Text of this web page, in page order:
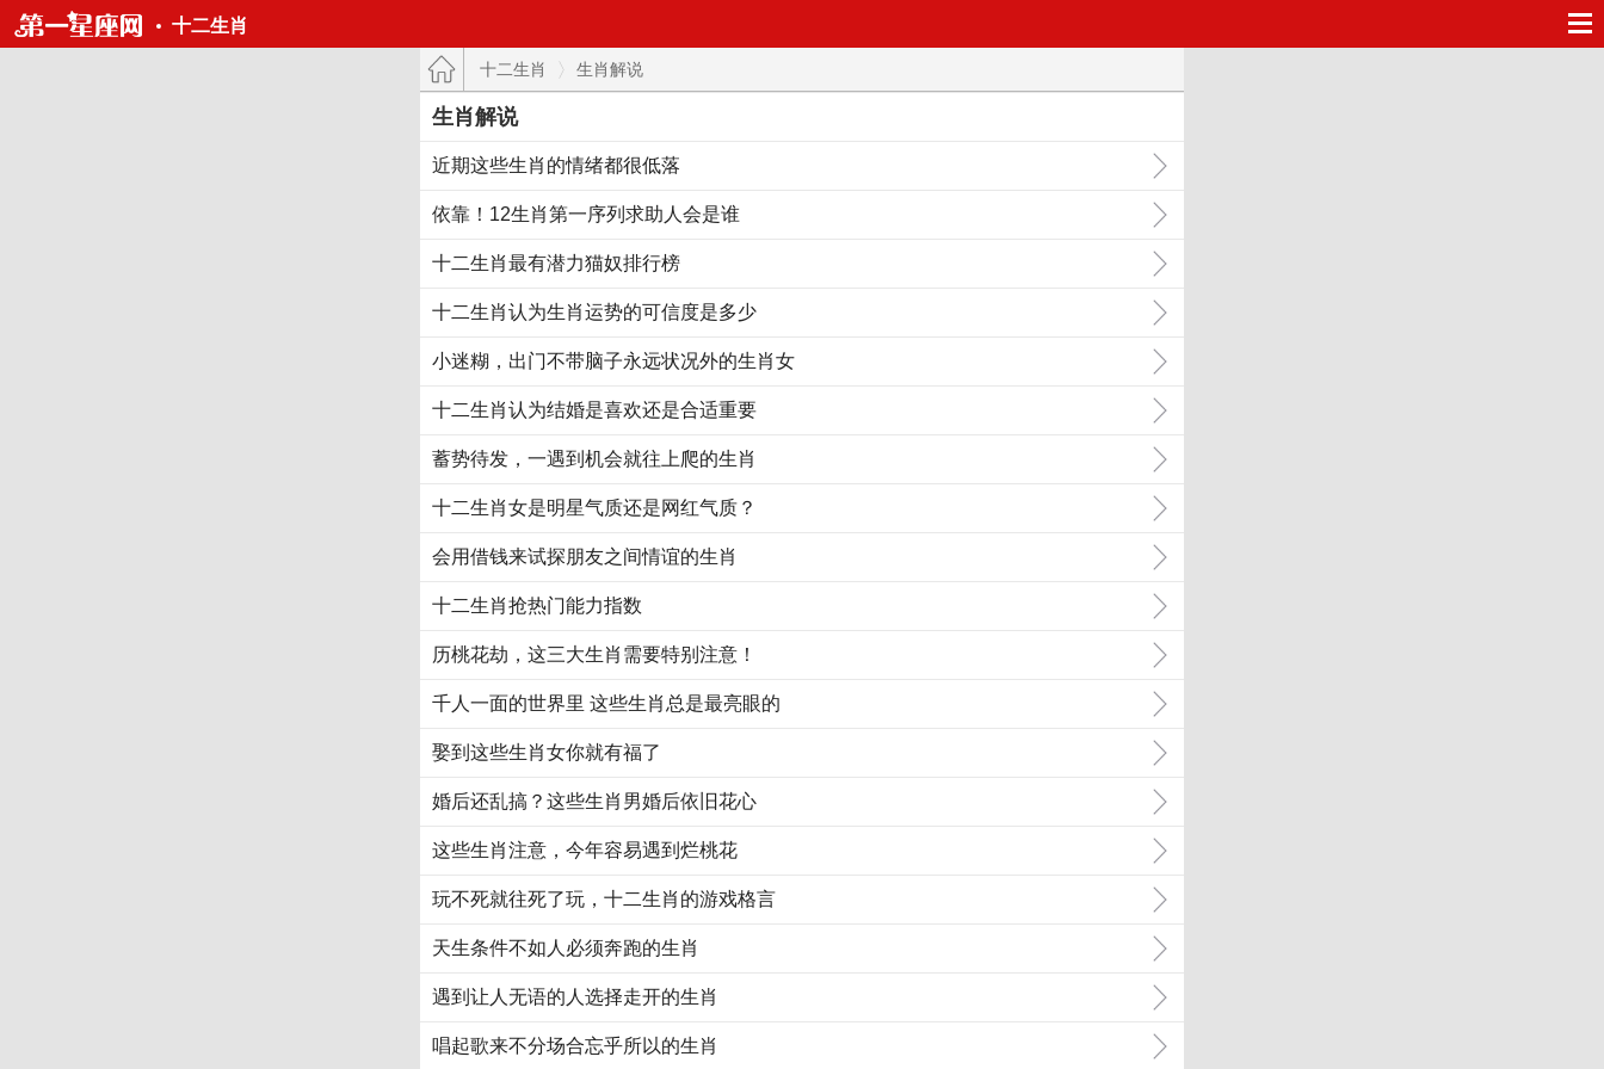
十二生肖
十二生肖 生肖解说
生肖解说
近期这些生肖的情绪都很低落
依靠！12生肖第一序列求助人会是谁
十二生肖最有潜力猫奴排行榜
十二生肖认为生肖运势的可信度是多少
小迷糊，出门不带脑子永远状况外的生肖女
十二生肖认为结婚是喜欢还是合适重要
蓄势待发，一遇到机会就往上爬的生肖
十二生肖女是明星气质还是网红气质？
会用借钱来试探朋友之间情谊的生肖
十二生肖抢热门能力指数
历桃花劫，这三大生肖需要特别注意！
千人一面的世界里 这些生肖总是最亮眼的
娶到这些生肖女你就有福了
婚后还乱搞？这些生肖男婚后依旧花心
这些生肖注意，今年容易遇到烂桃花
玩不死就往死了玩，十二生肖的游戏格言
天生条件不如人必须奔跑的生肖
遇到让人无语的人选择走开的生肖
唱起歌来不分场合忘乎所以的生肖